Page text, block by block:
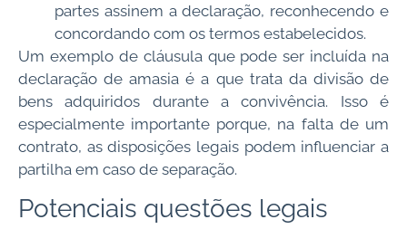
partes assinem a declaração, reconhecendo e
concordando com os termos estabelecidos.
Um exemplo de cláusula que pode ser incluída na
declaração de amasia é a que trata da divisão de
bens adquiridos durante a convivência. Isso é
especialmente importante porque, na falta de um
contrato, as disposições legais podem influenciar a
partilha em caso de separação.
Potenciais questões legais